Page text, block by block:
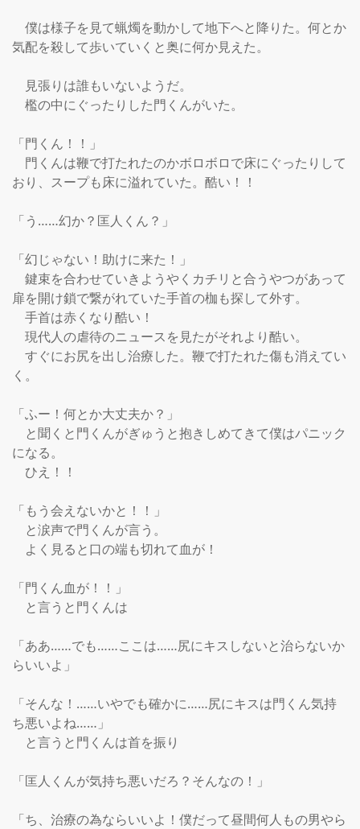
僕は様子を見て蝋燭を動かして地下へと降りた。何とか
気配を殺して歩いていくと奥に何か見えた。
見張りは誰もいないようだ。
檻の中にぐったりした門くんがいた。
「門くん！！」
門くんは鞭で打たれたのかボロボロで床にぐったりして
おり、スープも床に溢れていた。酷い！！
「う……幻か？匡人くん？」
「幻じゃない！助けに来た！」
鍵束を合わせていきようやくカチリと合うやつがあって
扉を開け鎖で繋がれていた手首の枷も探して外す。
手首は赤くなり酷い！
現代人の虐待のニュースを見たがそれより酷い。
すぐにお尻を出し治療した。鞭で打たれた傷も消えてい
く。
「ふー！何とか大丈夫か？」
と聞くと門くんがぎゅうと抱きしめてきて僕はパニック
になる。
ひえ！！
「もう会えないかと！！」
と涙声で門くんが言う。
よく見ると口の端も切れて血が！
「門くん血が！！」
と言うと門くんは
「ああ……でも……ここは……尻にキスしないと治らないか
らいいよ」
「そんな！……いやでも確かに……尻にキスは門くん気持
ち悪いよね……」
と言うと門くんは首を振り
「匡人くんが気持ち悪いだろ？そんなの！」
「ち、治療の為ならいいよ！僕だって昼間何人もの男やら